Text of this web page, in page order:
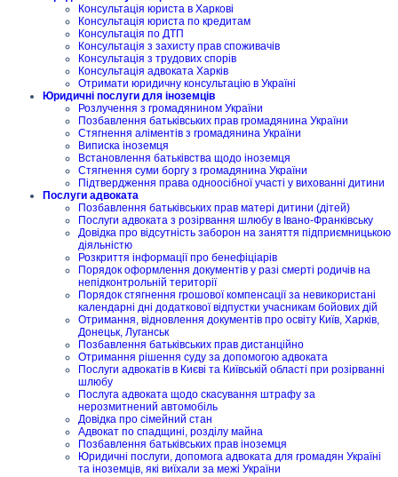
Консультація юриста в Харкові
Консультація юриста по кредитам
Консультація по ДТП
Консультація з захисту прав споживачів
Консультація з трудових спорів
Консультація адвоката Харків
Отримати юридичну консультацію в Україні
Юридичні послуги для іноземців
Розлучення з громадянином України
Позбавлення батьківських прав громадянина України
Стягнення аліментів з громадянина України
Виписка іноземця
Встановлення батьківства щодо іноземця
Стягнення суми боргу з громадянина України
Підтвердження права одноосібної участі у вихованні дитини
Послуги адвоката
Позбавлення батьківських прав матері дитини (дітей)
Послуги адвоката з розірвання шлюбу в Івано-Франківську
Довідка про відсутність заборон на заняття підприємницькою
діяльністю
Розкриття інформації про бенефіціарів
Порядок оформлення документів у разі смерті родичів на
непідконтрольній території
Порядок стягнення грошової компенсації за невикористані
календарні дні додаткової відпустки учасникам бойових дій
Отримання, відновлення документів про освіту Київ, Харків,
Донецьк, Луганськ
Позбавлення батьківських прав дистанційно
Отримання рішення суду за допомогою адвоката
Послуги адвокатів в Києві та Київській області при розірванні
шлюбу
Послуга адвоката щодо скасування штрафу за
нерозмитнений автомобіль
Довідка про сімейний стан
Адвокат по спадщині, розділу майна
Позбавлення батьківських прав іноземця
Юридичні послуги, допомога адвоката для громадян Україні
та іноземців, які виїхали за межі України